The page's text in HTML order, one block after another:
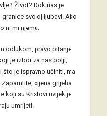
Život? Dok nas je
svojoj ljubavi. Ako
ni mi njemu.
odlukom, pravo pitanje
je izbor za nas bolji,
što je ispravno učiniti, ma
cijena grijeha
koji su Kristovi uvijek je
umrijeti.